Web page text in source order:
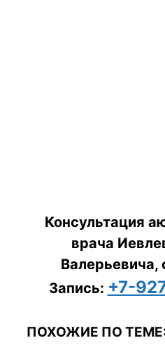
Консультация
врача
Валерьевича,
Запись: +7-
ПОХОЖИЕ ПО